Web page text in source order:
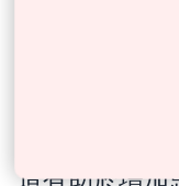
這有助於增